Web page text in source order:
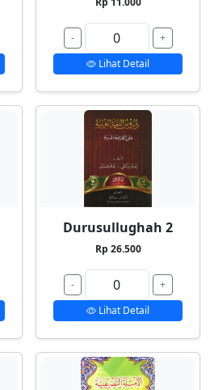
-
+
Lihat Detail
Durusullughah 2
Rp 26.500
-
+
Lihat Detail